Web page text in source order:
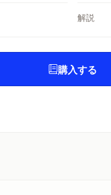
解説
購入する